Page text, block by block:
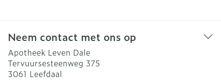
Neem contact met ons op
Apotheek Leven Dale
Tervuursesteenweg 375
3061 Leefdaal